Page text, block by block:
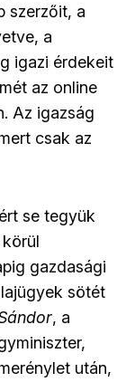
szerzőit, a
a
igazi érdekeit
az online
Az igazság
csak az
se tegyük
gazdasági
sötét
, a
után,